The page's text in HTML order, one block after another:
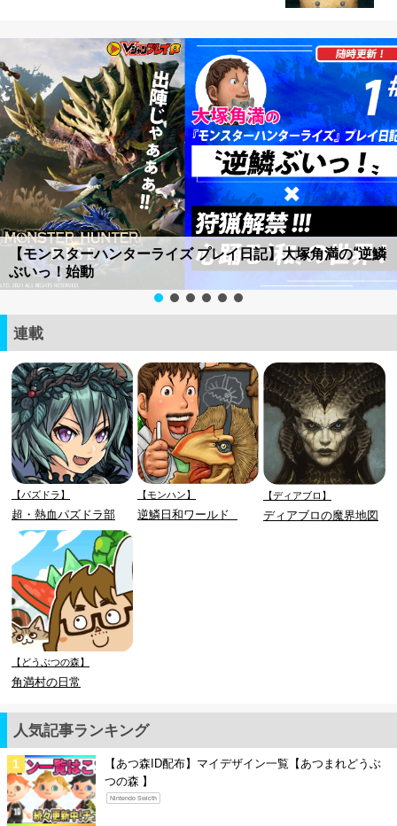
【モンスターハンターライズ プレイ日記】大塚角満の“逆鱗
ぶいっ！始動
連載
【パズドラ】
超・熱血パズドラ部
【モンハン】
逆鱗日和ワールド
【ディアブロ】
ディアブロの魔界地図
【どうぶつの森】
角満村の日常
人気記事ランキング
【あつ森ID配布】マイデザイン一覧【あつまれどうぶ
つの森 】
Nintendo Swicth